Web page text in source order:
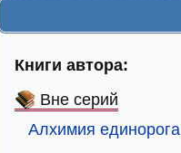
Книги автора:
Вне серий
Алхимия единорога